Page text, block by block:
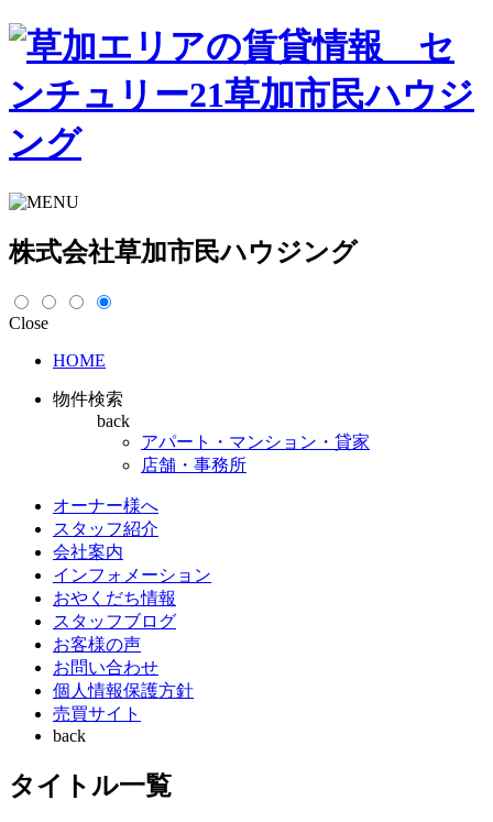
株式会社草加市民ハウジング
Close
HOME
物件検索
back
アパート・マンション・貸家
店舗・事務所
オーナー様へ
スタッフ紹介
会社案内
インフォメーション
おやくだち情報
スタッフブログ
お客様の声
お問い合わせ
個人情報保護方針
売買サイト
back
タイトル一覧